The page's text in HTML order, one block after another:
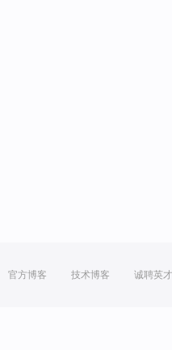
官方博客 技术博客 诚聘英才